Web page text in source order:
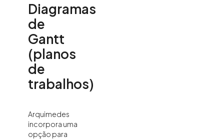
Diagramas
de
Gantt
(planos
de
trabalhos)
Arquimedes
incorpora uma
opção para